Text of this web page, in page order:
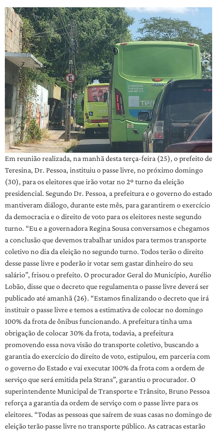
Em reunião realizada, na manhã desta terça-feira (25), o prefeito de
Teresina, Dr. Pessoa, instituiu o passe livre, no próximo domingo
(30), para os eleitores que irão votar no 2º turno da eleição
presidencial. Segundo Dr. Pessoa, a prefeitura e o governo do estado
mantiveram diálogo, durante este mês, para garantirem o exercício
da democracia e o direito de voto para os eleitores neste segundo
turno. “Eu e a governadora Regina Sousa conversamos e chegamos
a conclusão que devemos trabalhar unidos para termos transporte
coletivo no dia da eleição no segundo turno. Todos terão o direito
desse passe livre e poderão ir votar sem gastar dinheiro do seu
salário”, frisou o prefeito. O procurador Geral do Município, Aurélio
Lobão, disse que o decreto que regulamenta o passe livre deverá ser
publicado até amanhã (26). “Estamos finalizando o decreto que irá
instituir o passe livre e temos a estimativa de colocar no domingo
100% da frota de ônibus funcionando. A prefeitura tinha uma
obrigação de colocar 30% da frota, todavia, a prefeitura
promovendo essa nova visão do transporte coletivo, buscando a
garantia do exercício do direito de voto, estipulou, em parceria com
o governo do Estado e vai executar 100% da frota com a ordem de
serviço que será emitida pela Strans”, garantiu o procurador. O
superintendente Municipal de Transporte e Trânsito, Bruno Pessoa
reforça a garantia da ordem de serviço com o passe livre para os
eleitores. “Todas as pessoas que saírem de suas casas no domingo de
eleição terão passe livre no transporte público. As catracas estarão